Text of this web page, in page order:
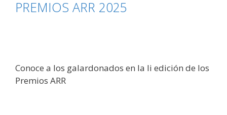
PREMIOS ARR 2025
Conoce a los galardonados en la Ii edición de los
Premios ARR